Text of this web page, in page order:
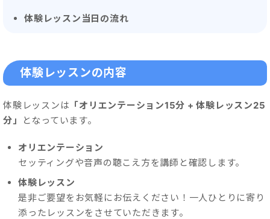
体験レッスン当日の流れ
体験レッスンの内容
体験レッスンは 「オリエンテーション15分 + 体験レッスン25
分」
となっています。
オリエンテーション
セッティングや音声の聴こえ方を講師と確認します。
体験レッスン
是非ご要望をお気軽にお伝えください！一人ひとりに寄り
添ったレッスンをさせていただきます。